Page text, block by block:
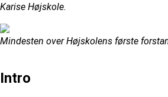
Karise Højskole.
Mindesten over Højskolens første
Intro